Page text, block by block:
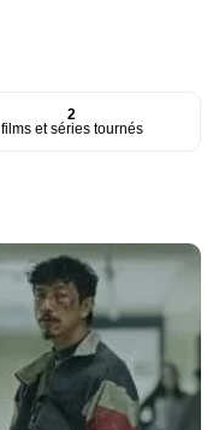
2
films et séries tournés